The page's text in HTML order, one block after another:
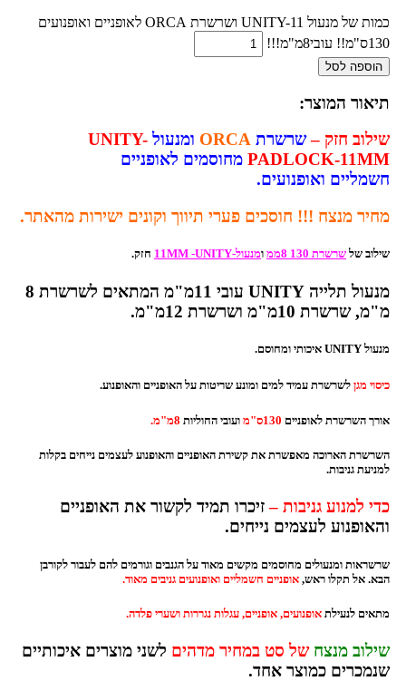
כמות של מנעול UNITY-11 ושרשרת ORCA לאופניים ואופנועים
130ס"מ!! עובי8מ"מ!!!
הוספה לסל
תיאור המוצר:
שילוב חזק –שרשרת ORCA ומנעול UNITY-
PADLOCK-11MM מחוסמים לאופניים
חשמליים ואופנועים.
מחיר מנצח !!! חוסכים פערי תיווך וקונים ישירות מהאתר.
שילוב של שרשרת 130 8 ממ ומנעול-11MM -UNITY חזק.
מנעול תלייה UNITY עובי 11מ"מ המתאים לשרשרת 8
מ"מ,שרשרת 10מ"מ ושרשרת 12מ"מ.
מנעול UNITY איכותי ומחוסם.
כיסוי מגן לשרשרת עמיד למים ומונע שריטות על האופניים והאופנוע.
אורך השרשרת לאופניים 130ס"מ ועובי החוליות 8מ"מ.
השרשרת הארוכה מאפשרת את קשירת האופניים והאופנוע לעצמים נייחים בקלות
למניעת גניבות.
כדי למנוע גניבות –זיכרו תמיד לקשור את האופניים
והאופנוע לעצמים נייחים.
שרשראות ומנעולים מחוסמים מקשים מאוד על הגנבים וגורמים להם לעבור לקורבן
הבא. אל תקלו ראש, אופניים חשמליים ואופנועים גניבים מאוד.
מתאים לנעילת אופנועים, אופניים, עגלות נגררות ושערי פלדה.
שילוב מנצח של סט במחיר מדהים לשני מוצרים איכותיים
שנמכרים כמוצר אחד.